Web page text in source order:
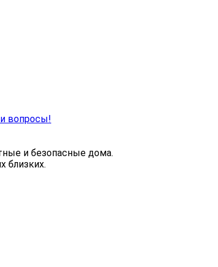
вопросы!
и безопасные дома.
близких.